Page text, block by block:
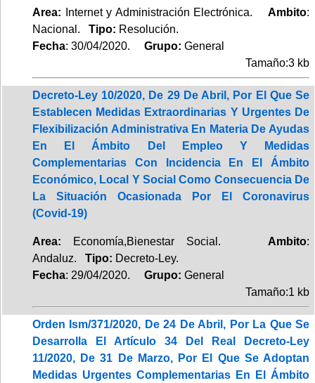
Area: Internet y Administración Electrónica. Ambito:
Nacional. Tipo: Resolución.
Fecha: 30/04/2020. Grupo: General
Tamaño:3 kb
Decreto-Ley 10/2020, De 29 De Abril, Por El Que Se
Establecen Medidas Extraordinarias Y Urgentes De
Flexibilización Administrativa En Materia De Ayudas
En El Ámbito Del Empleo Y Medidas
Complementarias Con Incidencia En El Ámbito
Económico, Local Y Social Como Consecuencia De
La Situación Ocasionada Por El Coronavirus
(Covid-19)
Area: Economía,Bienestar Social. Ambito:
Andaluz. Tipo: Decreto-Ley.
Fecha: 29/04/2020. Grupo: General
Tamaño:1 kb
Orden Ism/371/2020, De 24 De Abril, Por La Que Se
Desarrolla El Artículo 34 Del Real Decreto-Ley
11/2020, De 31 De Marzo, Por El Que Se Adoptan
Medidas Urgentes Complementarias En El Ámbito